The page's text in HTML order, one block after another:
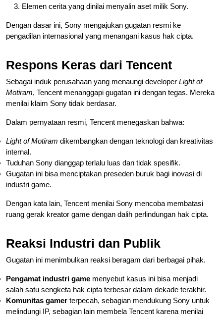
Elemen cerita yang dinilai menyalin aset milik Sony.
Dengan dasar ini, Sony mengajukan gugatan resmi ke
pengadilan internasional yang menangani kasus hak cipta.
Respons Keras dari Tencent
Sebagai induk perusahaan yang menaungi developer Light of
Motiram, Tencent menanggapi gugatan ini dengan tegas. Mereka
menilai klaim Sony tidak berdasar.
Dalam pernyataan resmi, Tencent menegaskan bahwa:
Light of Motiram dikembangkan dengan teknologi dan kreativitas
internal.
Tuduhan Sony dianggap terlalu luas dan tidak spesifik.
Gugatan ini bisa menciptakan preseden buruk bagi inovasi di
industri game.
Dengan kata lain, Tencent menilai Sony mencoba membatasi
ruang gerak kreator game dengan dalih perlindungan hak cipta.
Reaksi Industri dan Publik
Gugatan ini menimbulkan reaksi beragam dari berbagai pihak.
Pengamat industri game menyebut kasus ini bisa menjadi
salah satu sengketa hak cipta terbesar dalam dekade terakhir.
Komunitas gamer terpecah, sebagian mendukung Sony untuk
melindungi IP, sebagian lain membela Tencent karena menilai